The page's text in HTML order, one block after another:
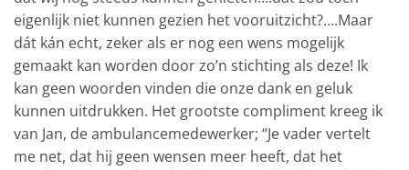
eigenlijk niet kunnen gezien het vooruitzicht?….Maar
dát kán echt, zeker als er nog een wens mogelijk
gemaakt kan worden door zo’n stichting als deze! Ik
kan geen woorden vinden die onze dank en geluk
kunnen uitdrukken. Het grootste compliment kreeg ik
van Jan, de ambulancemedewerker; “Je vader vertelt
me net, dat hij geen wensen meer heeft, dat het